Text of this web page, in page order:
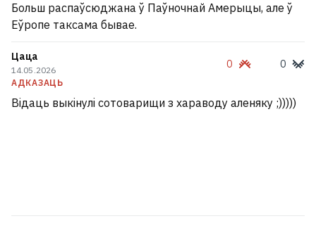
Больш распаўсюджана ў Паўночнай Амерыцы, але ў
Еўропе таксама бывае.
Цаца
14.05.2026
АДКАЗАЦЬ
0 0
Вiдаць выкiнулi сотоварищи з хараводу аленяку ;)))))